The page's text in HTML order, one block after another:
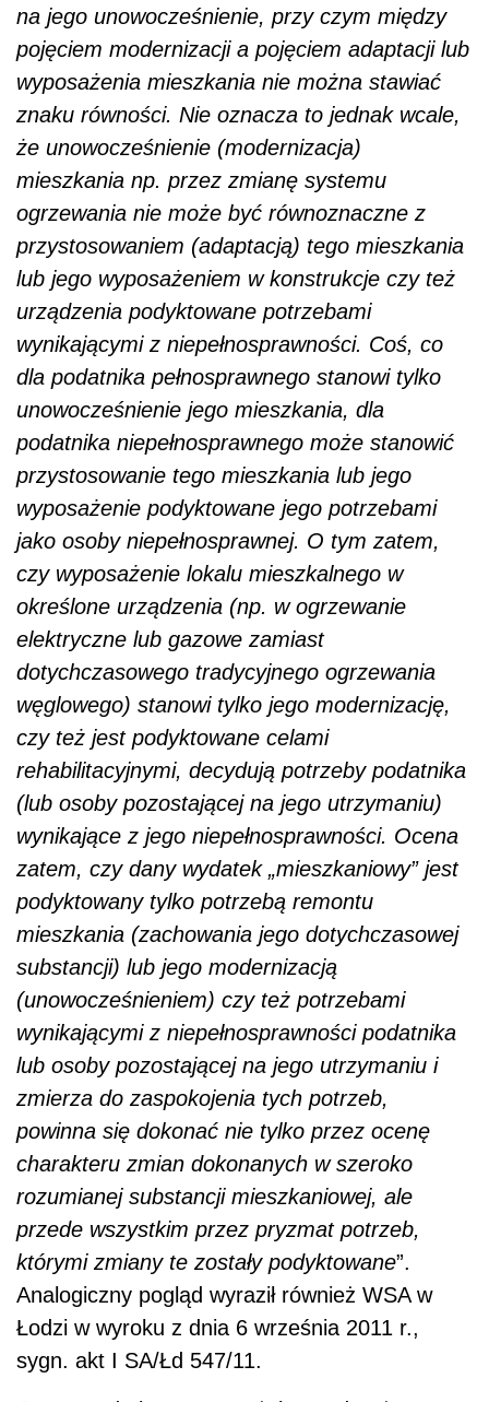
na jego unowocześnienie, przy czym między
pojęciem modernizacji a pojęciem adaptacji lub
wyposażenia mieszkania nie można stawiać
znaku równości. Nie oznacza to jednak wcale,
że unowocześnienie (modernizacja)
mieszkania np. przez zmianę systemu
ogrzewania nie może być równoznaczne z
przystosowaniem (adaptacją) tego mieszkania
lub jego wyposażeniem w konstrukcje czy też
urządzenia podyktowane potrzebami
wynikającymi z niepełnosprawności. Coś, co
dla podatnika pełnosprawnego stanowi tylko
unowocześnienie jego mieszkania, dla
podatnika niepełnosprawnego może stanowić
przystosowanie tego mieszkania lub jego
wyposażenie podyktowane jego potrzebami
jako osoby niepełnosprawnej. O tym zatem,
czy wyposażenie lokalu mieszkalnego w
określone urządzenia (np. w ogrzewanie
elektryczne lub gazowe zamiast
dotychczasowego tradycyjnego ogrzewania
węglowego) stanowi tylko jego modernizację,
czy też jest podyktowane celami
rehabilitacyjnymi, decydują potrzeby podatnika
(lub osoby pozostającej na jego utrzymaniu)
wynikające z jego niepełnosprawności. Ocena
zatem, czy dany wydatek „mieszkaniowy” jest
podyktowany tylko potrzebą remontu
mieszkania (zachowania jego dotychczasowej
substancji) lub jego modernizacją
(unowocześnieniem) czy też potrzebami
wynikającymi z niepełnosprawności podatnika
lub osoby pozostającej na jego utrzymaniu i
zmierza do zaspokojenia tych potrzeb,
powinna się dokonać nie tylko przez ocenę
charakteru zmian dokonanych w szeroko
rozumianej substancji mieszkaniowej, ale
przede wszystkim przez pryzmat potrzeb,
którymi zmiany te zostały podyktowane”.
Analogiczny pogląd wyraził również WSA w
Łodzi w wyroku z dnia 6 września 2011 r.,
sygn. akt I SA/Łd 547/11.